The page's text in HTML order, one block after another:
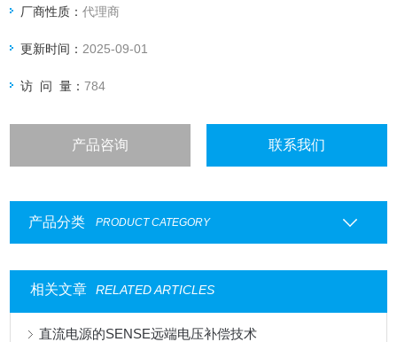
厂商性质：代理商
更新时间： 2025-09-01
访 问 量：784
产品咨询 联系我们
产品分类 PRODUCT CATEGORY
相关文章 RELATED ARTICLES
直流电源的SENSE远端电压补偿技术